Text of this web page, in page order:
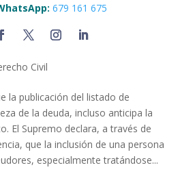
679 161 675
la necesidad de sentencia
Civil
la publicación del listado de
de la deuda, incluso anticipa la
El Supremo declara, a través de
que la inclusión de una persona
especialmente tratándose...